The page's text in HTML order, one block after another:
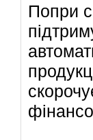
Попри